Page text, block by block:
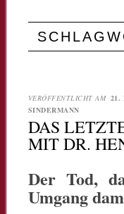
VERÖFFENTLICHT AM 21.
SINDERMANN
DAS
MIT DR.
Der Tod,
Umgang